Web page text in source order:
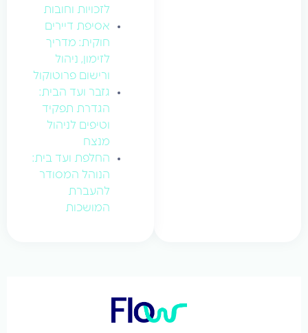
לזכויות וחובות
אסיפת דיירים
חוקית: מדריך
ורישום פרוטוקול
גזבר ועד הבית:
הגדרת תפקיד
וטיפים לניהול
החלפת ועד בית:
הנוהל המסודר